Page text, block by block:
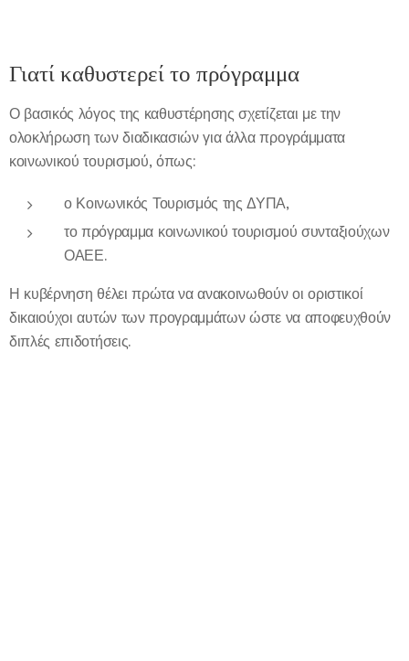
Γιατί καθυστερεί το πρόγραμμα
Ο βασικός λόγος της καθυστέρησης σχετίζεται με την
ολοκλήρωση των διαδικασιών για άλλα προγράμματα
κοινωνικού τουρισμού, όπως:
ο Κοινωνικός Τουρισμός της ΔΥΠΑ,
το πρόγραμμα κοινωνικού τουρισμού συνταξιούχων
ΟΑΕΕ.
Η κυβέρνηση θέλει πρώτα να ανακοινωθούν οι οριστικοί
δικαιούχοι αυτών των προγραμμάτων ώστε να αποφευχθούν
διπλές επιδοτήσεις.